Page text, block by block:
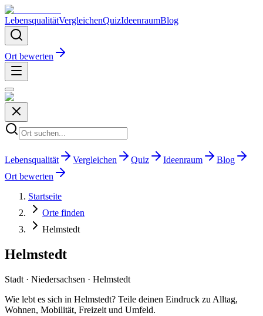
LebensqualitätVergleichenQuizIdeenraumBlog
Ort bewerten
Lebensqualität Vergleichen Quiz Ideenraum
Blog
Ort bewerten
Startseite
Orte finden
Helmstedt
Helmstedt
Stadt · Niedersachsen · Helmstedt
Wie lebt es sich in Helmstedt? Teile deinen Eindruck zu Alltag,
Wohnen, Mobilität, Freizeit und Umfeld.